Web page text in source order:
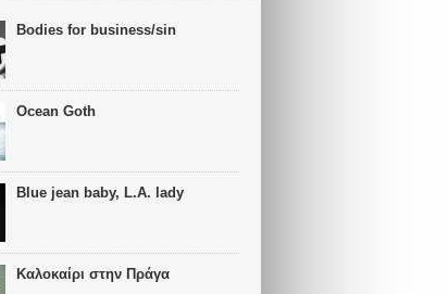
Bodies for business/sin
Ocean Goth
Blue jean baby, L.A. lady
Καλοκαίρι στην Πράγα